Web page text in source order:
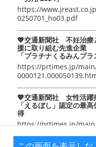
https://
0250701_ho03.pdf
💖交通新聞社 不妊治療
援に取り組む先進企業
「プラチナくるみんプ
https://prtimes.jp/
💖交通新聞社 女性活躍
「えるぼし」認定の最
得
https://prtimes.jp/